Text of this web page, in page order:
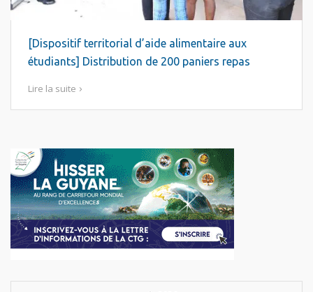
[Dispositif territorial d’aide alimentaire aux
étudiants] Distribution de 200 paniers repas
Lire la suite